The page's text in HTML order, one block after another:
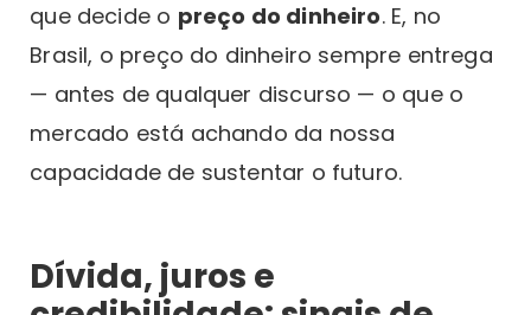
que decide o preço do dinheiro. E, no
Brasil, o preço do dinheiro sempre entrega
— antes de qualquer discurso — o que o
mercado está achando da nossa
capacidade de sustentar o futuro.
Dívida, juros e